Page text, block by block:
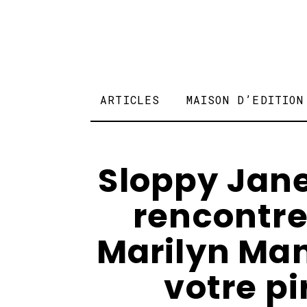
ARTICLES MAISON D’EDITION
Sloppy
Marilyn
votre